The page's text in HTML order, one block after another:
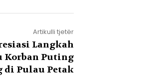
Artikulli tjetër
Langkah
Korban Puting
di Pulau Petak